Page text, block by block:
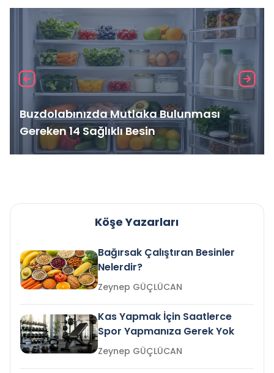
Buzdolabınızda Mutlaka Bulunması
Gereken 14 Sağlıklı Besin
Köşe Yazarları
Bağırsak Çalıştıran Besinler
Nelerdir?
Zeynep GÜÇLÜCAN
Kas Yapmak İçin Saatlerce
Spor Yapmanıza Gerek Yok
Zeynep GÜÇLÜCAN